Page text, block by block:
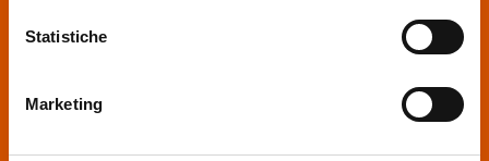
Statistiche
Marketing